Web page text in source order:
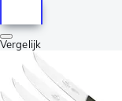
Vergelijk